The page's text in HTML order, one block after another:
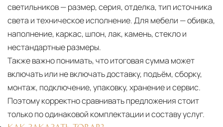
светильников — размер, серия, отделка, тип источника
света и техническое исполнение. Для мебели — обивка,
наполнение, каркас, шпон, лак, камень, стекло и
нестандартные размеры.
Также важно понимать, что итоговая сумма может
включать или не включать доставку, подъём, сборку,
монтаж, подключение, упаковку, хранение и сервис.
Поэтому корректно сравнивать предложения стоит
только по одинаковой комплектации и составу услуг.